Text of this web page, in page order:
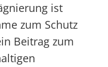
ist
zum Schutz
Beitrag zum